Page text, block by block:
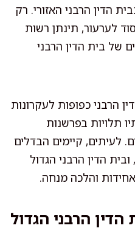
הדין הרבני האזורי. רק
לערעור, תינתן רשות
של בית הדין הרבני
הרבני כפופות לעקרונות
תלויות בפרשנות
לעיתים, קיימים הבדלים
הדין הרבני הגדול
והלכה מנחה.
הרבני הגדול